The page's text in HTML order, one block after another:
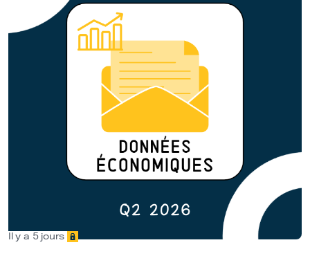
Il y a 5 jours